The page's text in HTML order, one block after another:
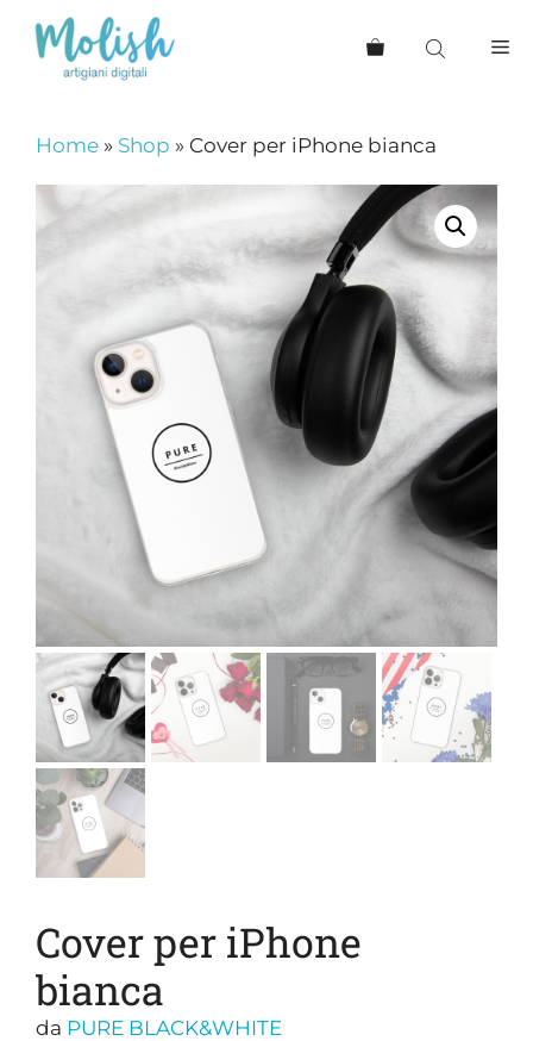
contenuto
Home » Shop » Cover per iPhone bianca
Cover per iPhone
bianca
da PURE BLACK&WHITE